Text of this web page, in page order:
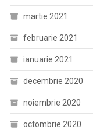
martie 2021
februarie 2021
ianuarie 2021
decembrie 2020
noiembrie 2020
octombrie 2020